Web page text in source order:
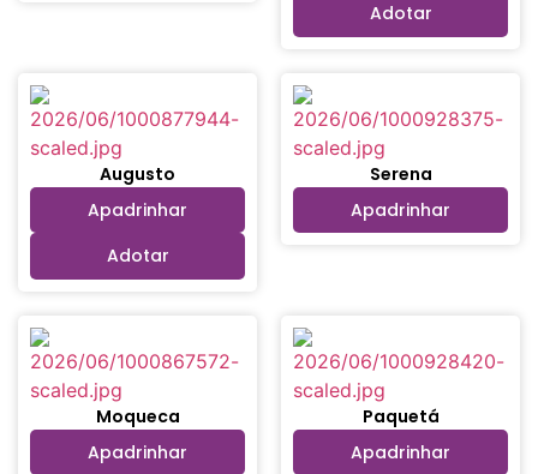
Adotar
Augusto
Apadrinhar
Adotar
Serena
Apadrinhar
Moqueca
Apadrinhar
Paquetá
Apadrinhar